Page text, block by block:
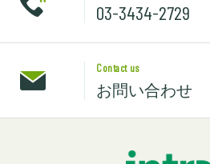
03-3434-2729
Contact us
お問い合わせ